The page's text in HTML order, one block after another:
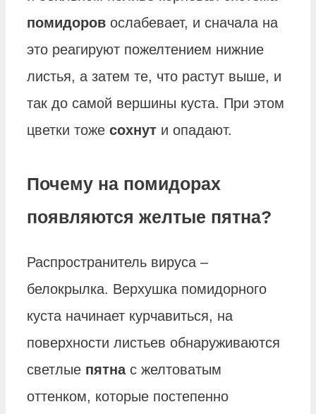
помидоров ослабевает, и сначала на
это реагируют пожелтением нижние
листья, а затем те, что растут выше, и
так до самой вершины куста. При этом
цветки тоже сохнут и опадают.
Почему на помидорах
появляются желтые пятна?
Распространитель вируса –
белокрылка. Верхушка помидорного
куста начинает курчавиться, на
поверхности листьев обнаруживаются
светлые пятнас желтоватым
оттенком, которые постепенно